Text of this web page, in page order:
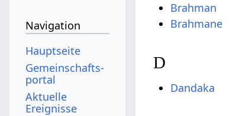
Brahman
Brahmane
D
Dandaka
Navigation
Hauptseite
Gemeinschafts­
portal
Aktuelle
Ereignisse